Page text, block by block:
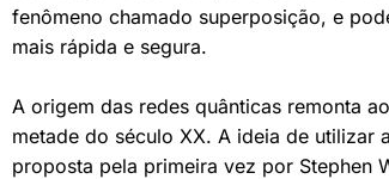
fenômeno chamado superposição, e
mais rápida e segura.
A origem das redes quânticas remonta
metade do século XX. A ideia de utilizar
proposta pela primeira vez por Stephen